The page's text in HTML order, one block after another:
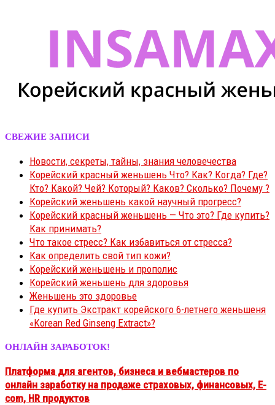
СВЕЖИЕ ЗАПИСИ
Новости, секреты, тайны, знания человечества
Корейский красный женьшень Что? Как? Когда? Где?
Кто? Какой? Чей? Который? Каков? Сколько? Почему ?
Корейский женьшень какой научный прогресс?
Корейский красный женьшень — Что это? Где купить?
Как принимать?
Что такое стресс? Как избавиться от стресса?
Как определить свой тип кожи?
Корейский женьшень и прополис
Корейский женьшень для здоровья
Женьшень это здоровье
Где купить Экстракт корейского 6-летнего женьшеня
«Korean Red Ginseng Extract»?
ОНЛАЙН ЗАРАБОТОК!
Платформа для агентов, бизнеса и вебмастеров по
онлайн заработку на продаже страховых, финансовых, E-
com, HR продуктов